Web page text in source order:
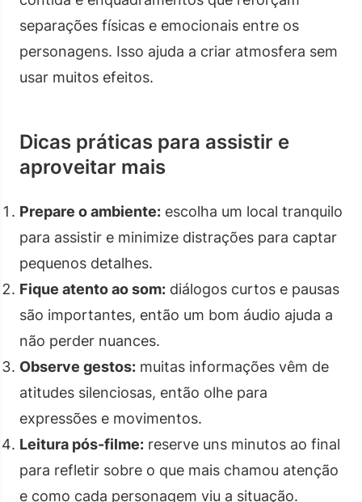
separações físicas e emocionais entre os
personagens. Isso ajuda a criar atmosfera sem
usar muitos efeitos.
Dicas práticas para assistir e
aproveitar mais
Prepare o ambiente: escolha um local tranquilo
para assistir e minimize distrações para captar
pequenos detalhes.
Fique atento ao som: diálogos curtos e pausas
são importantes, então um bom áudio ajuda a
não perder nuances.
Observe gestos: muitas informações vêm de
atitudes silenciosas, então olhe para
expressões e movimentos.
Leitura pós-filme: reserve uns minutos ao final
para refletir sobre o que mais chamou atenção
e como cada personagem viu a situação.